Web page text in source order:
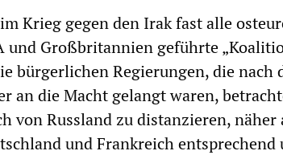
Krieg gegen den Irak fast alle
und Großbritannien geführte
bürgerlichen Regierungen, die nach
an die Macht gelangt waren,
von Russland zu distanzieren, näher
und Frankreich entsprechend